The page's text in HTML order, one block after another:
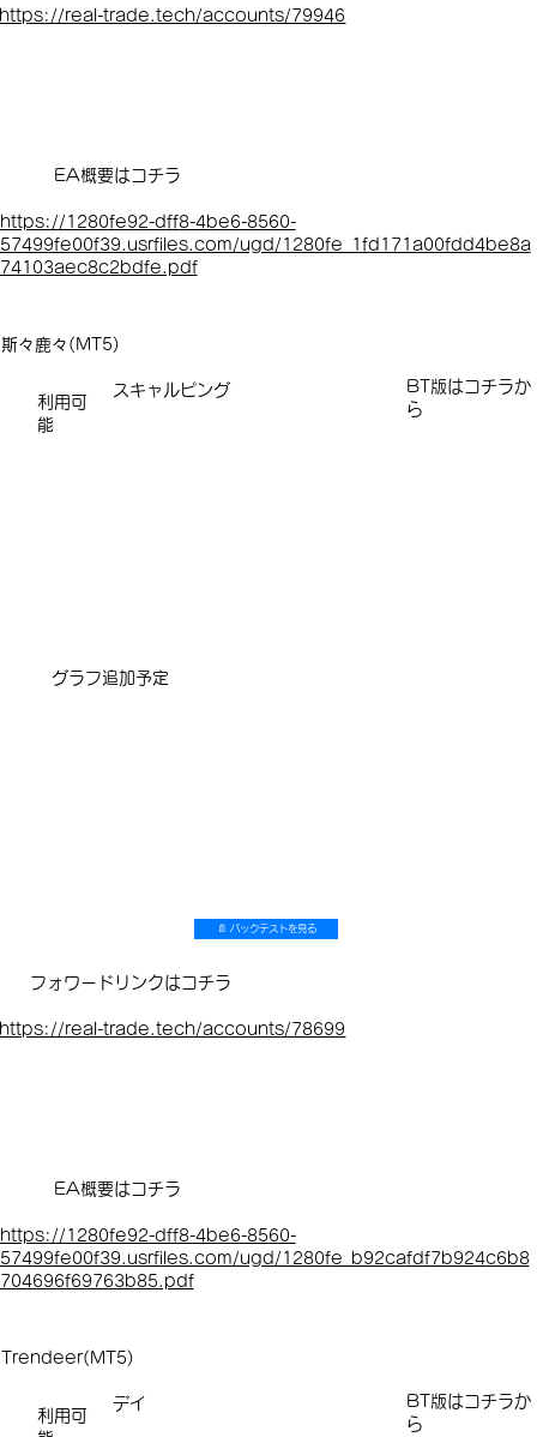
https://real-trade.tech/accounts/79946
EA概要はコチラ
https://1280fe92-dff8-4be6-8560-
57499fe00f39.usrfiles.com/ugd/1280fe_1fd171a00fdd4be8a
74103aec8c2bdfe.pdf
フォワードリンクはコチラ
https://real-trade.tech/accounts/78699
スキャルピング
EA概要はコチラ
https://1280fe92-dff8-4be6-8560-
57499fe00f39.usrfiles.com/ugd/1280fe_b92cafdf7b924c6b8
704696f69763b85.pdf
​​​BT版はコチラか
ら
利用可
能
📄 バックテストを見る
斯々鹿々(MT5)
​グラフ追加予定
デイ
​​​BT版はコチラか
ら
利用可
Trendeer(MT5)